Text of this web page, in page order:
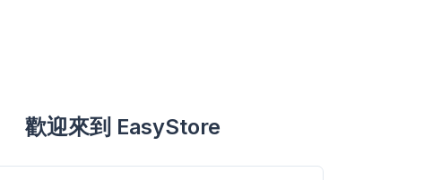
歡迎來到 EasyStore